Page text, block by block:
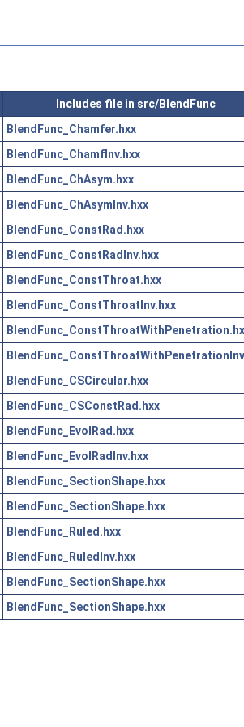
Includes file in src/BlendFunc
BlendFunc_Chamfer.hxx
BlendFunc_ChamfInv.hxx
BlendFunc_ChAsym.hxx
BlendFunc_ChAsymInv.hxx
BlendFunc_ConstRad.hxx
BlendFunc_ConstRadInv.hxx
BlendFunc_ConstThroat.hxx
BlendFunc_ConstThroatInv.hxx
BlendFunc_CSCircular.hxx
BlendFunc_CSConstRad.hxx
BlendFunc_EvolRad.hxx
BlendFunc_EvolRadInv.hxx
BlendFunc_SectionShape.hxx
BlendFunc_SectionShape.hxx
BlendFunc_Ruled.hxx
BlendFunc_RuledInv.hxx
BlendFunc_SectionShape.hxx
BlendFunc_SectionShape.hxx